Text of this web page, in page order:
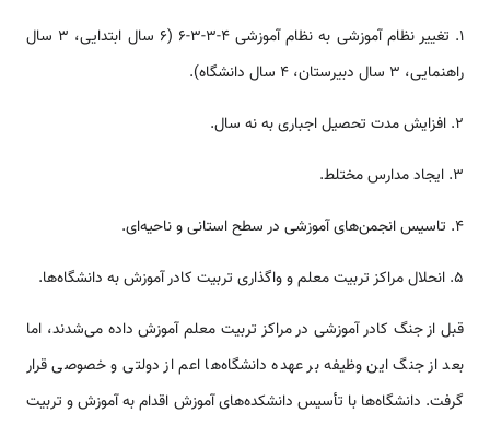
1. تغییر نظام آموزشی به نظام آموزشی 4-3-3-6 (6 سال ابتدایی، 3 سال
راهنمایی، 3 سال دبیرستان، 4 سال دانشگاه).
2. افزایش مدت تحصیل اجباری به نه سال.
3. ایجاد مدارس مختلط.
4. تاسیس انجمن‌های آموزشی در سطح استانی و ناحیه‌ای.
5. انحلال مراکز تربیت معلم و واگذاری تربیت کادر آموزش به دانشگاه‌ها.
قبل از جنگ کادر آموزشی در مراکز تربیت معلم آموزش داده می‌شدند، اما
بعد از جنگ این وظیفه بر عهده دانشگاه‌ها اعم از دولتی و خصوصی قرار
گرفت. دانشگاه‌ها با تأسیس دانشکده‌های آموزش اقدام به آموزش و تربیت